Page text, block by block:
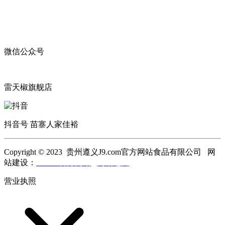
微信公众号
雷天椒旗舰店
抖音号 苗寨人家佳裕
Copyright © 2023 贵州遵义J9.com官方网站食品有限公司 网
站建设：
营业执照